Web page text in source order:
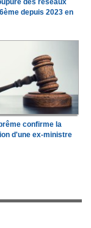
depuis 2023 en
confirme la
d'une ex-ministre